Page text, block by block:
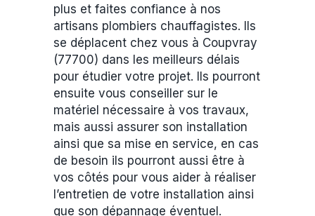
plus et faites confiance à nos
artisans plombiers chauffagistes. Ils
se déplacent chez vous à Coupvray
(77700) dans les meilleurs délais
pour étudier votre projet. Ils pourront
ensuite vous conseiller sur le
matériel nécessaire à vos travaux,
mais aussi assurer son installation
ainsi que sa mise en service, en cas
de besoin ils pourront aussi être à
vos côtés pour vous aider à réaliser
l’entretien de votre installation ainsi
que son dépannage éventuel.